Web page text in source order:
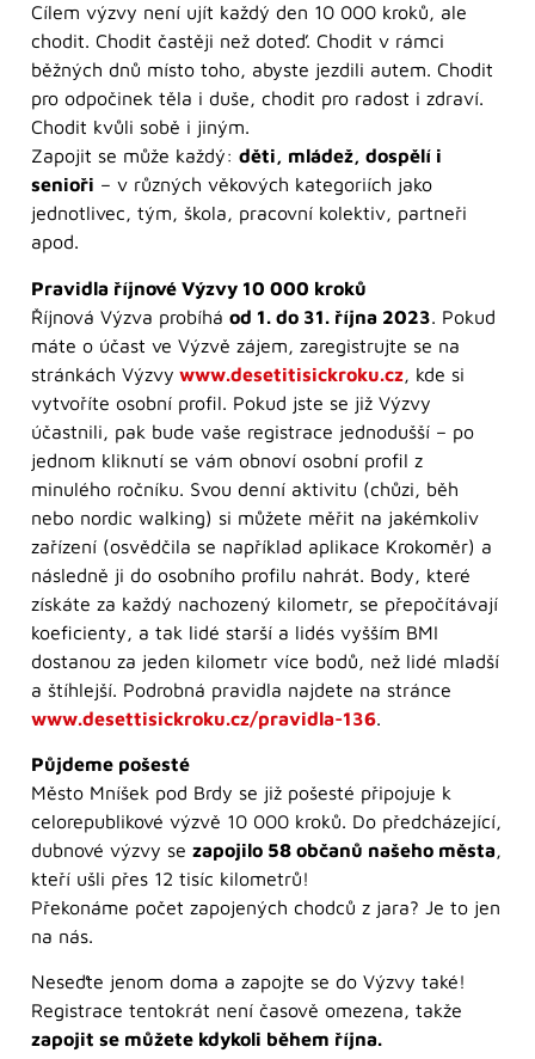
Cílem výzvy není ujít každý den 10 000 kroků, ale
chodit. Chodit častěji než doteď. Chodit v rámci
běžných dnů místo toho, abyste jezdili autem. Chodit
pro odpočinek těla i duše, chodit pro radost i zdraví.
Chodit kvůli sobě i jiným.
Zapojit se může každý: děti, mládež, dospělí i
senioři – v různých věkových kategoriích jako
jednotlivec, tým, škola, pracovní kolektiv, partneři
apod.
Pravidla říjnové Výzvy 10 000 kroků
Říjnová Výzva probíhá od 1. do 31. října 2023 . Pokud
máte o účast ve Výzvě zájem, zaregistrujte se na
stránkách Výzvy www.desetitisickroku.cz , kde si
vytvoříte osobní profil. Pokud jste se již Výzvy
účastnili, pak bude vaše registrace jednodušší – po
jednom kliknutí se vám obnoví osobní profil z
minulého ročníku. Svou denní aktivitu (chůzi, běh
nebo nordic walking) si můžete měřit na jakémkoliv
zařízení (osvědčila se například aplikace Krokoměr) a
následně ji do osobního profilu nahrát. Body, které
získáte za každý nachozený kilometr, se přepočítávají
koeficienty, a tak lidé starší a lidés vyšším BMI
dostanou za jeden kilometr více bodů, než lidé mladší
a štíhlejší. Podrobná pravidla najdete na stránce
www.desettisickroku.cz/pravidla-136
Půjdeme pošesté
Město Mníšek pod Brdy se již pošesté připojuje k
celorepublikové výzvě 10 000 kroků. Do předcházející,
dubnové výzvy se zapojilo 58 občanů našeho města,
kteří ušli přes 12 tisíc kilometrů!
Překonáme počet zapojených chodců z jara? Je to jen
na nás.
Neseďte jenom doma a zapojte se do Výzvy také!
Registrace tentokrát není časově omezena, takže
zapojit se můžete kdykoli během října.